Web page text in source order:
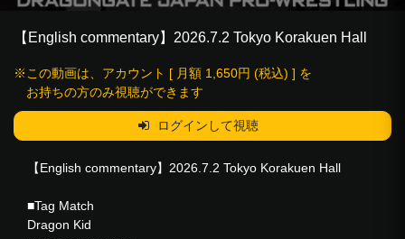
【English commentary】2026.7.2 Tokyo Korakuen Hall
※この動画は、アカウント [ 月額 1,650円 (税込) ] を
お持ちの方のみ視聴ができます
ログインして視聴
【English commentary】2026.7.2 Tokyo Korakuen Hall
■Tag Match
Dragon Kid